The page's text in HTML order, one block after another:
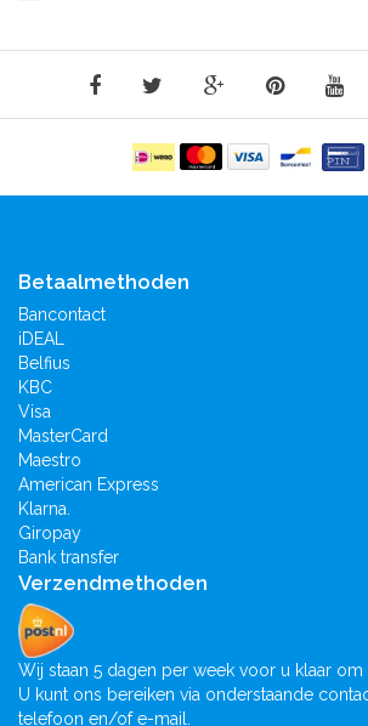
Betaalmethoden
Bancontact
iDEAL
Belfius
KBC
Visa
MasterCard
Maestro
American Express
Klarna.
Giropay
Bank transfer
Verzendmethoden
Wij staan 5 dagen per week voor u klaar om
U kunt ons bereiken via onderstaande
telefoon en/of e-mail.